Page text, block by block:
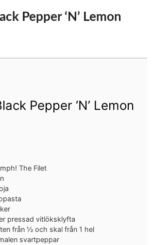
Pepper ‘N’ Lemon
Pepper ‘N’ Lemon
The Filet
pressad vitlöksklyfta
från ½ och skal från 1 hel
svartpeppar